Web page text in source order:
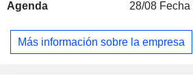
grabadoras/videocámaras;
electrodomésticos de temporada;
comunicación, como ordenadores
Agenda 28/08
Más información sobre la empresa